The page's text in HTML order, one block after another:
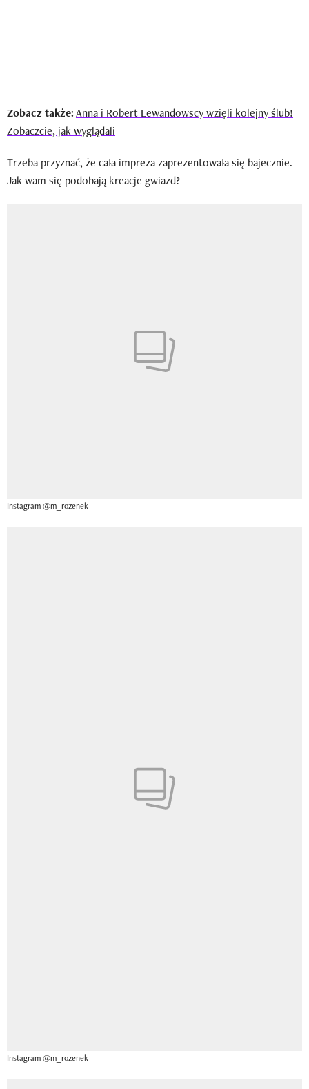
Zobacz także:Anna i Robert Lewandowscy wzięli kolejny ślub!
Zobaczcie, jak wyglądali
Trzeba przyznać, że cała impreza zaprezentowała się bajecznie.
Jak wam się podobają kreacje gwiazd?
Instagram @m_rozenek
Instagram @m_rozenek